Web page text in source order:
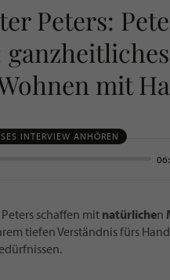
Peters:
mit
INTERVIEW ANHÖREN
schaffen mit natürlichen
tiefen Verständnis fürs